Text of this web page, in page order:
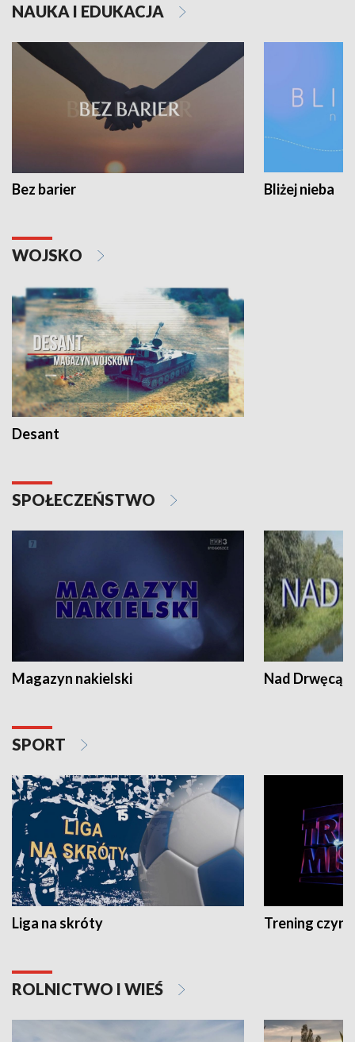
NAUKA I EDUKACJA
Bez barier Bliżej nieba
WOJSKO
Desant
SPOŁECZEŃSTWO
Magazyn nakielski Nad Drwęcą
SPORT
Liga na skróty Trening czyni
ROLNICTWO I WIEŚ